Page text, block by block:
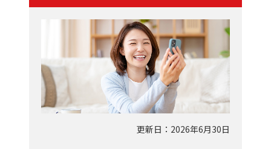
更新日：2026年6月30日